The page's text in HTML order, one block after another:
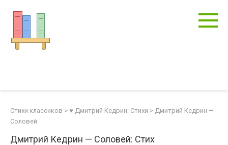
контенту
Стихи классиков > ♥ Дмитрий Кедрин: Стихи > Дмитрий Кедрин —
Соловей
Дмитрий Кедрин — Соловей: Стих